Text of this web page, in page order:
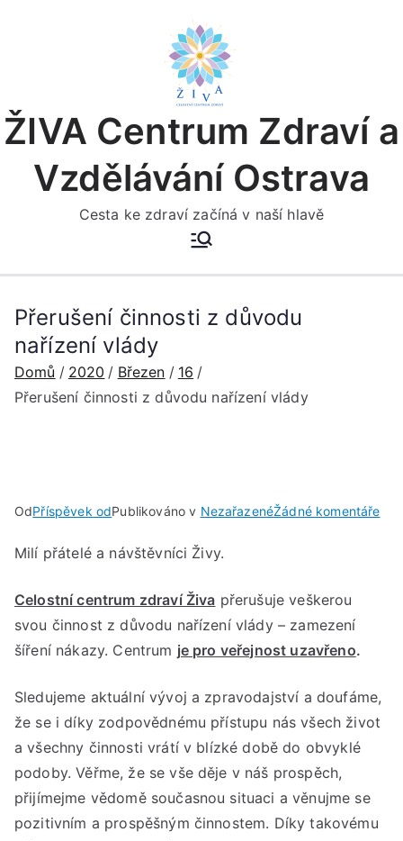
ŽIVA Centrum Zdraví a
Vzdělávání Ostrava
Cesta ke zdraví začíná v naší hlavě
Přerušení činnosti z důvodu
nařízení vlády
Domů 2020 Březen
16
Přerušení činnosti z důvodu nařízení vlády
OdPříspěvek odPublikováno v NezařazenéŽádné komentářeu
Milí přátelé a návštěvníci Živy.
Celostní centrum zdraví Živa přerušuje veškerou
svou činnost z důvodu nařízení vlády – zamezení
šíření nákazy. Centrum je pro veřejnost uzavřeno.
Sledujeme aktuální vývoj a zpravodajství a doufáme,
že se i díky zodpovědnému přístupu nás všech život
a všechny činnosti vrátí v blízké době do obvyklé
podoby. Věřme, že se vše děje v náš prospěch,
přijímejme vědomě současnou situaci a věnujme se
pozitivním a prospěšným činnostem. Díky takovému